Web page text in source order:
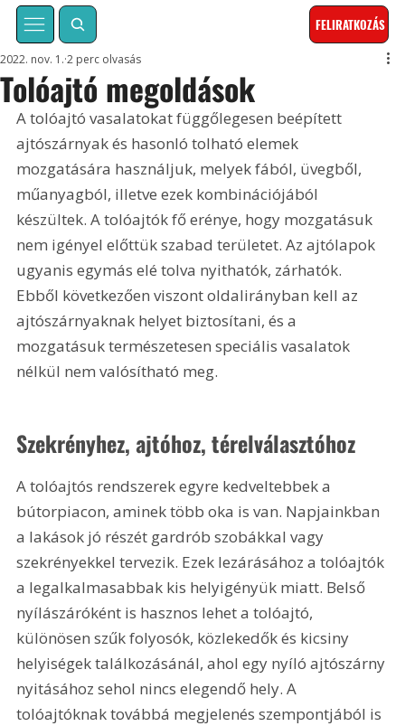
FELIRATKOZÁS
Tolóajtó megoldások
2022. nov. 1. 2 perc olvasás
A tolóajtó vasalatokat függőlegesen beépített
ajtószárnyak és hasonló tolható elemek
mozgatására használjuk, melyek fából, üvegből,
műanyagból, illetve ezek kombinációjából
készültek. A tolóajtók fő erénye, hogy mozgatásuk
nem igényel előttük szabad területet. Az ajtólapok
ugyanis egymás elé tolva nyithatók, zárhatók.
Ebből következően viszont oldalirányban kell az
ajtószárnyaknak helyet biztosítani, és a
mozgatásuk természetesen speciális vasalatok
nélkül nem valósítható meg.
Szekrényhez, ajtóhoz, térelválasztóhoz
A tolóajtós rendszerek egyre kedveltebbek a
bútorpiacon, aminek több oka is van. Napjainkban
a lakások jó részét gardrób szobákkal vagy
szekrényekkel tervezik. Ezek lezárásához a tolóajtók
a legalkalmasabbak kis helyigényük miatt. Belső
nyílászáróként is hasznos lehet a tolóajtó,
különösen szűk folyosók, közlekedők és kicsiny
helyiségek találkozásánál, ahol egy nyíló ajtószárny
nyitásához sehol nincs elegendő hely. A
tolóajtóknak továbbá megjelenés szempontjából is